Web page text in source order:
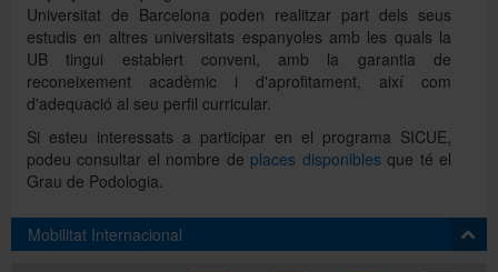
Directori
Español
English
Universitat de Barcelona poden realitzar part dels seus
estudis en altres universitats espanyoles amb les quals la
UB tingui establert conveni, amb la garantia de
reconeixement acadèmic i d'aprofitament, així com
d'adequació al seu perfil curricular.
Si esteu interessats a participar en el programa SICUE,
podeu consultar el nombre de places disponiblesque té el
Grau de Podologia.
Mobilitat Internacional